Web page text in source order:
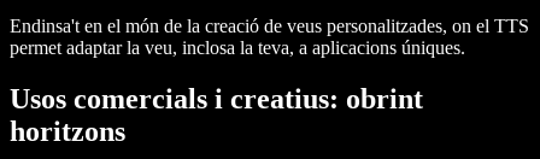
Endinsa't en el món de la creació de veus personalitzades, on el TTS
permet adaptar la veu, inclosa la teva, a aplicacions úniques.
Usos comercials i creatius: obrint
horitzons